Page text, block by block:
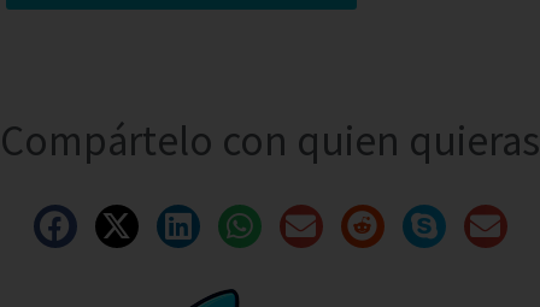
Compártelo con quien quieras